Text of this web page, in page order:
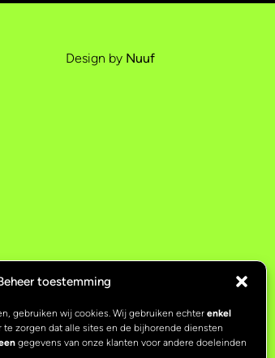
toestemming
gebruiken wij cookies. Wij gebruiken echter enkel
te zorgen dat alle sites en de bijhorende diensten
gegevens van onze klanten voor andere doeleinden
Design by Nuuf